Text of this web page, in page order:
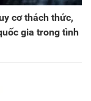
cơ thách thức,
gia trong tình